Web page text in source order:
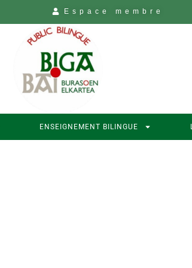
Espace membre
ENSEIGNEMENT BILINGUE